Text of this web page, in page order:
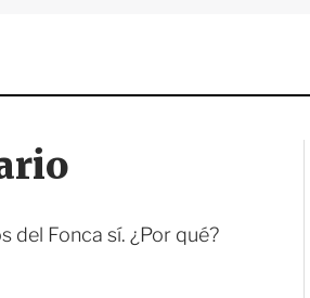
del Fonca sí. ¿Por qué?